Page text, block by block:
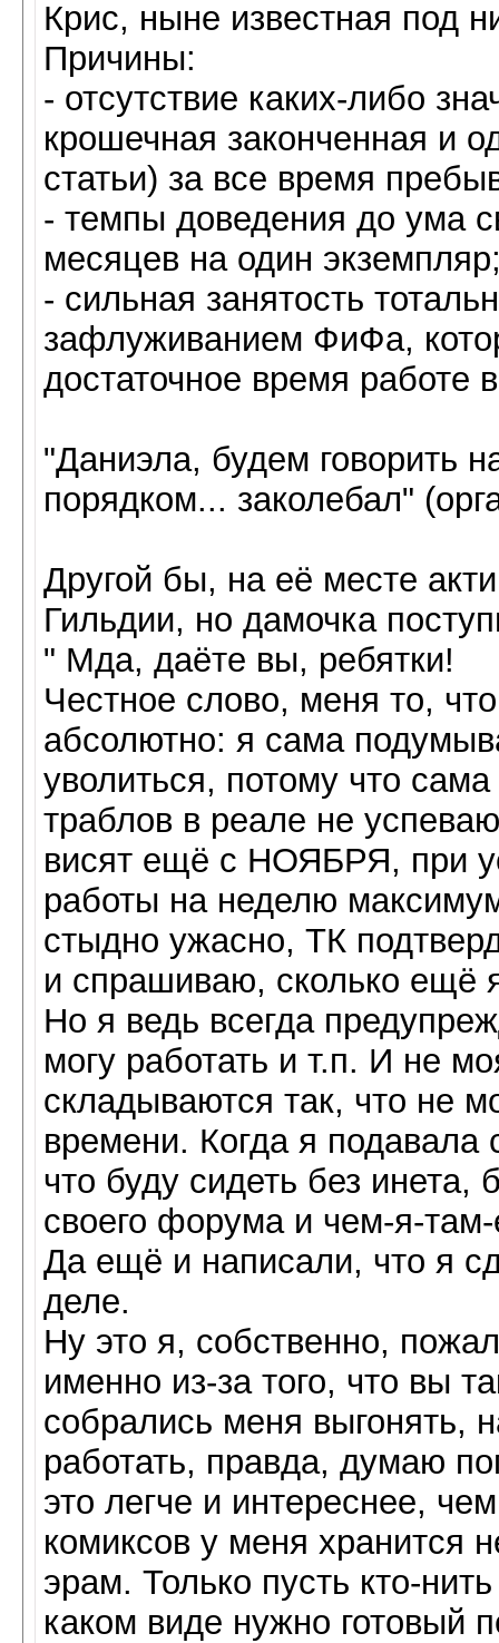
Крис, ныне известная под
Причины:
- отсутствие каких-либо
крошечная законченная и
статьи) за все время
- темпы доведения до ума
месяцев на один
- сильная занятость
зафлуживанием ФиФа,
достаточное время работе
"Даниэла, будем говорить
порядком... заколебал"
Другой бы, на её месте
Гильдии, но дамочка
" Мда, даёте вы, ребятки!
Честное слово, меня то,
абсолютно: я сама
уволиться, потому что
траблов в реале не
висят ещё с НОЯБРЯ, при
работы на неделю
стыдно ужасно, ТК
и спрашиваю, сколько ещё
Но я ведь всегда
могу работать и т.п. И не
складываются так, что не
времени. Когда я подавала
что буду сидеть без инета,
своего форума и чем-я-
Да ещё и написали, что я
деле.
Ну это я, собственно,
именно из-за того, что вы
собрались меня выгонять,
работать, правда, думаю
это легче и интереснее,
комиксов у меня хранится
эрам. Только пусть кто-
каком виде нужно готовый